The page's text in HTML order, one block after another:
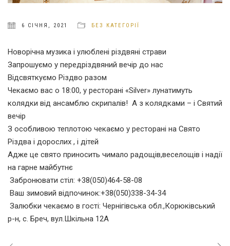
6 СІЧНЯ, 2021 БЕЗ КАТЕГОРІЇ
Новорічна музика і улюблені різдвяні страви
Запрошуємо у передріздвяний вечір до нас
Відсвяткуємо Різдво разом
Чекаємо вас о 18:00, у ресторані «Silver» лунатимуть
колядки від ансамблю скрипалів! А з колядками – і Святий
вечір
З особливою теплотою чекаємо у ресторані на Свято
Різдва і дорослих , і дітей
Адже це свято приносить чимало радощів,веселощів і надії
на гарне майбутнє
Забронювати стіл: +38(050)464-58-08
Ваш зимовий відпочинок:+38(050)338-34-34
Залюбки чекаємо в гості: Чернігівська обл.,Корюківський
р-н, с. Бреч, вул.Шкільна 12А